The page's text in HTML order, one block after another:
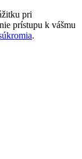
pri
prístupu k vášmu
.